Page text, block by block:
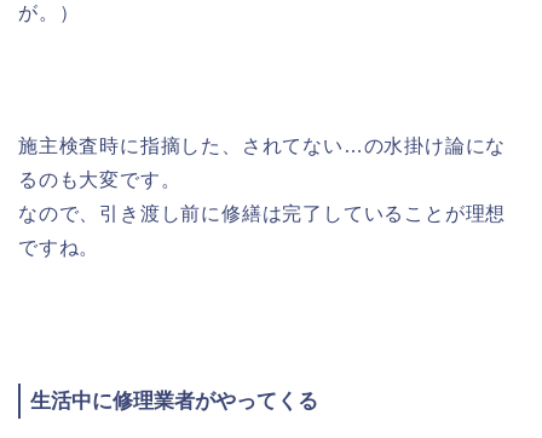
が。）
施主検査時に指摘した、されてない…の水掛け論にな
るのも大変です。
なので、引き渡し前に修繕は完了していることが理想
ですね。
生活中に修理業者がやってくる